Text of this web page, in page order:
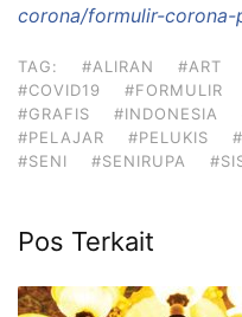
corona/formulir-
TAG: #ALIRAN #ART
#COVID19
#FORMULIR
#GRAFIS
#INDONESIA
#PELAJAR
#PELUKIS
#SENI
#SENIRUPA
Pos Terkait